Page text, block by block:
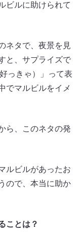
ビルに助けられて
ネタで、夜景を見
と、サプライズで
っきゃ）」って表
でマルビルをイメ
ら、このネタの発
ルビルがあったお
ので、本当に助か
ことは？